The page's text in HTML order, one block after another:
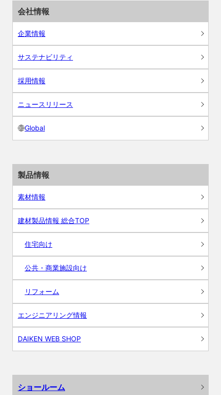
会社情報
企業情報
サステナビリティ
採用情報
ニュースリリース
Global
製品情報
素材情報
建材製品情報 総合TOP
住宅向け
公共・商業施設向け
リフォーム
エンジニアリング情報
DAIKEN WEB SHOP
ショールーム